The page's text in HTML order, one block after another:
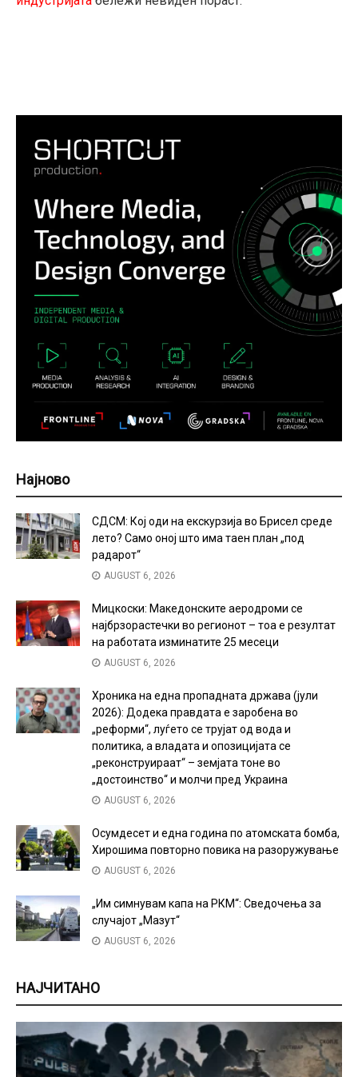
Најново
СДСМ: Кој оди на екскурзија во Брисел среде
лето? Само оној што има таен план „под
радарот“
AUGUST 6, 2026
Мицкоски: Македонските аеродроми се
најбрзорастечки во регионот – тоа е резултат
на работата изминатите 25 месеци
AUGUST 6, 2026
Хроника на една пропадната држава (јули
2026): Додека правдата е заробена во
„реформи“, луѓето се трујат од вода и
политика, а владата и опозицијата се
„реконструираат“ – земјата тоне во
„достоинство“ и молчи пред Украина
AUGUST 6, 2026
Осумдесет и една година по атомската бомба,
Хирошима повторно повика на разоружување
AUGUST 6, 2026
„Им симнувам капа на РКМ“: Сведочења за
случајот „Мазут“
AUGUST 6, 2026
НАЈЧИТАНО